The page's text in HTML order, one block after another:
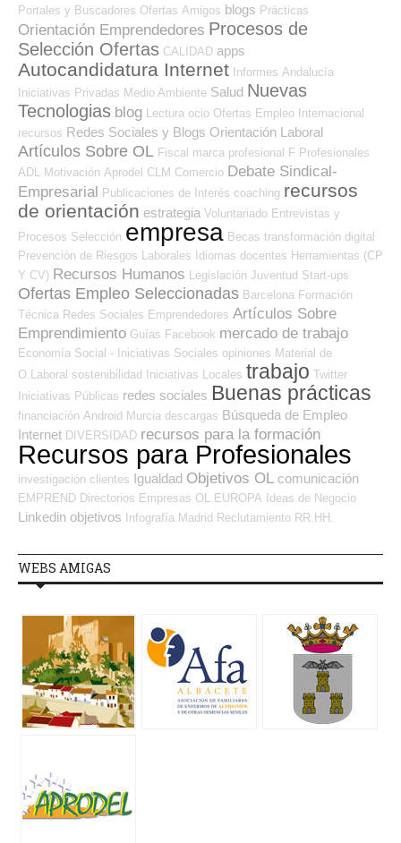
Portales y Buscadores Ofertas Amigos blogs Prácticas
Orientación Emprendedores Procesos de
Selección Ofertas CALIDAD apps
Autocandidatura Internet Informes Andalucía
Iniciativas Privadas Medio Ambiente Salud Nuevas
Tecnologias blog Lectura ocio Ofertas Empleo Internacional
recursos Redes Sociales y Blogs Orientación Laboral
Artículos Sobre OL Fiscal marca profesional F Profesionales
ADL
Motivación Aprodel CLM Comercio Debate Sindical-
Empresarial Publicaciones de Interés coaching recursos
de orientación estrategia Voluntariado Entrevistas y
Procesos Selección empresa Becas transformación digital
Prevención de Riesgos Laborales Idiomas docentes Herramientas (CP
Y CV) Recursos Humanos Legislación Juventud Start-ups
Ofertas Empleo Seleccionadas Barcelona Formación
Técnica Redes Sociales Emprendedores Artículos Sobre
Emprendimiento Guías Facebook mercado de trabajo
Economía Social - Iniciativas Sociales opiniones Material de
O.Laboral sostenibilidad Iniciativas Locales trabajo Twitter
Iniciativas Públicas redes sociales Buenas prácticas
financiación Android Murcia descargas Búsqueda de Empleo
Internet DIVERSIDAD recursos para la formación
Recursos para Profesionales
investigación clientes Igualdad Objetivos OL comunicación
EMPREND Directorios Empresas OL EUROPA Ideas de Negocio
Linkedin objetivos Infografía Madrid Reclutamiento RR.HH.
WEBS AMIGAS